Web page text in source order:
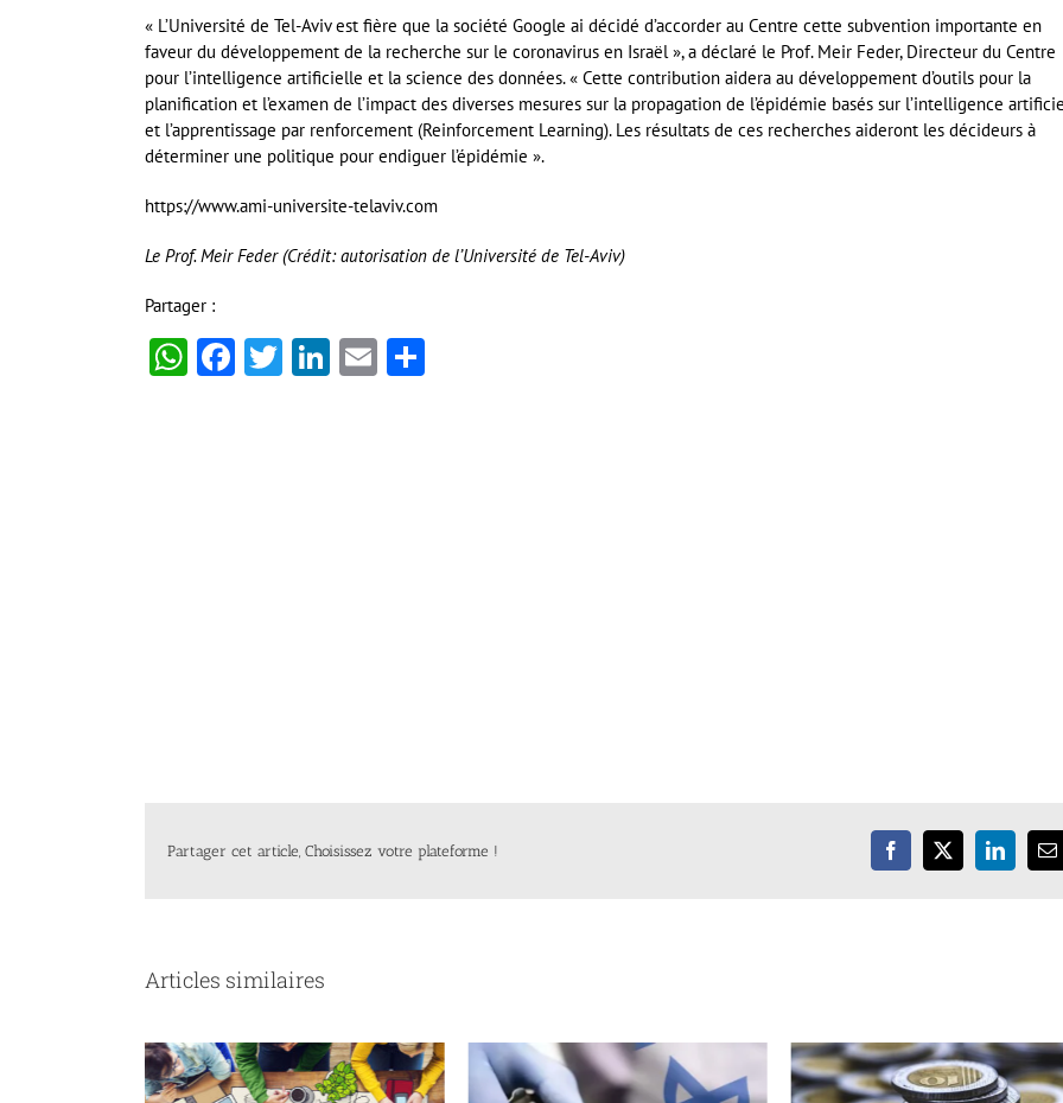
« L’Université de Tel-Aviv est fière que la société Google ai décidé d’accorder au Centre cette subvention importante en
faveur du développement de la recherche sur le coronavirus en Israël », a déclaré le Prof. Meir Feder, Directeur du Centre
pour l’intelligence artificielle et la science des données. « Cette contribution aidera au développement d’outils pour la
planification et l’examen de l’impact des diverses mesures sur la propagation de l’épidémie basés sur l’intelligence
et l’apprentissage par renforcement (Reinforcement Learning). Les résultats de ces recherches aideront les décideurs à
déterminer une politique pour endiguer l’épidémie ».
https://www.ami-universite-telaviv.com
Le Prof. Meir Feder (Crédit: autorisation de l’Université de Tel-Aviv)
Partager :
WhatsApp
Facebook
Twitter
LinkedIn
Email
Partager cet article, Choisissez votre plateforme ! Facebook
X LinkedIn
Articles similaires